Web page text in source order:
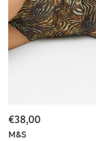
M&S
€38,00